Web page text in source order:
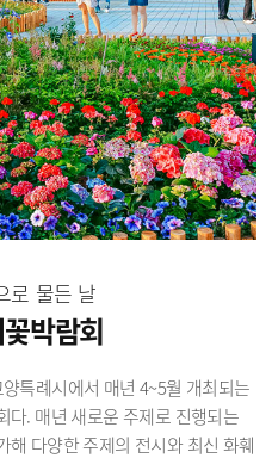
로 물든 날
박람회
특례시에서 매년 4~5월 개최되는
다. 매년 새로운 주제로 진행되는
다양한 주제의 전시와 최신 화훼